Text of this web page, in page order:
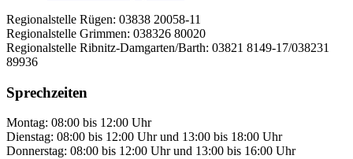
Regionalstelle Rügen: 03838 20058-11
Regionalstelle Grimmen: 038326 80020
Regionalstelle Ribnitz-Damgarten/Barth: 03821 8149-17/038231
89936
Sprechzeiten
Montag: 08:00 bis 12:00 Uhr
Dienstag: 08:00 bis 12:00 Uhr und 13:00 bis 18:00 Uhr
Donnerstag: 08:00 bis 12:00 Uhr und 13:00 bis 16:00 Uhr